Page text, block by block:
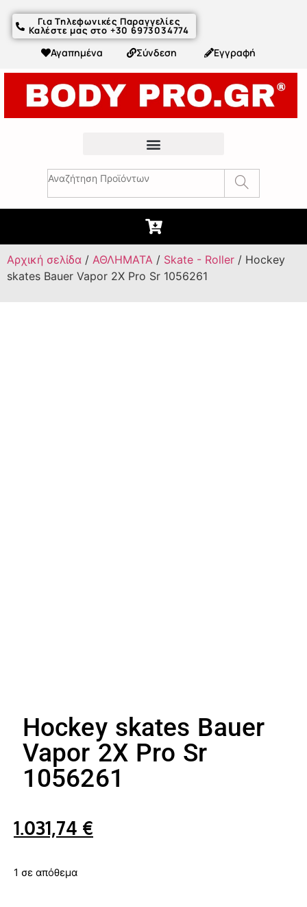
Για Τηλεφωνικές Παραγγελίες
Καλέστε μας στο +30 6973034774
Αγαπημένα Σύνδεση Εγγραφή
Αρχική σελίδα / ΑΘΛΗΜΑΤΑ / Skate - Roller / Hockey
skates Bauer Vapor 2X Pro Sr 1056261
Hockey skates Bauer
Vapor 2X Pro Sr
1056261
1.031,74 €
1 σε απόθεμα